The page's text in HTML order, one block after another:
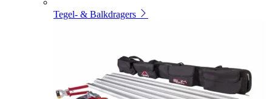
Tegel- & Balkdragers